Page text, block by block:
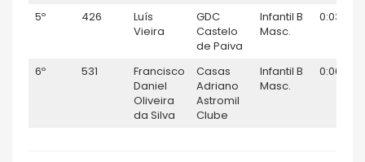
5º 426
Luís
Vieira
GDC
Castelo
de Paiva
Infantil B
Masc.
0:03:53
6º 531
Francisco
Daniel
Oliveira
da Silva
Casas
Adriano
Astromil
Clube
Infantil B
Masc.
0:06:03